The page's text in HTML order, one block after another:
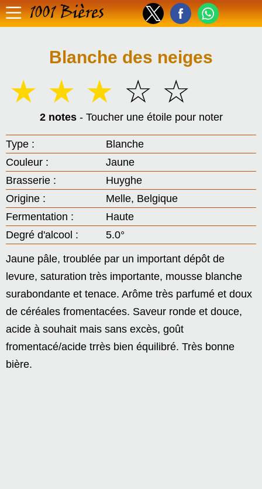
1001 Bières
Blanche des neiges
☆
☆
☆
☆
☆
2 notes- Toucher une étoile pour noter
Type :
Blanche
Couleur :
Jaune
Brasserie :
Huyghe
Origine :
Melle, Belgique
Fermentation :
Haute
Degré d'alcool :
5.0°
Jaune pâle, troublée par un important dépôt de
levure, saturation très importante, mousse blanche
surabondante et tenace. Arôme très parfumé et doux
de céréales fromentacées. Saveur ronde et douce,
acide à souhait mais sans excès, goût
fromentacé/acide trrès bien équilibré. Très bonne
bière.